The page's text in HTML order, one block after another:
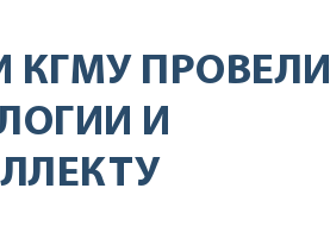
КГМУ ПРОВЕЛИ
И